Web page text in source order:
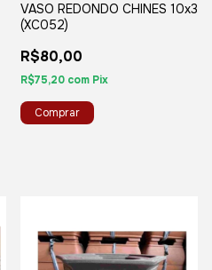
VASO REDONDO CHINES 10x3
(XC052)
R$80,00
R$75,20 com Pix